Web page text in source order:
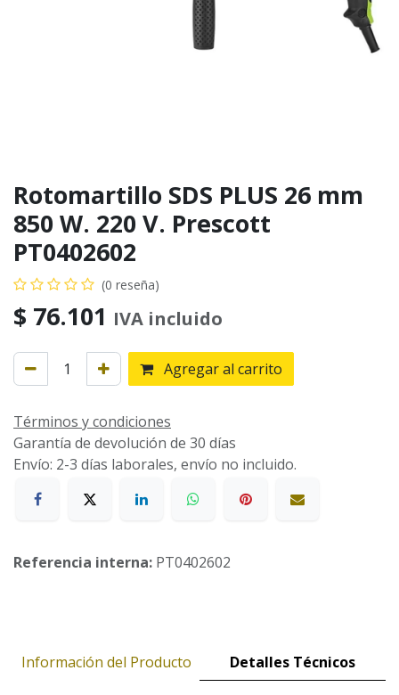
Rotomartillo SDS PLUS 26 mm
850 W. 220 V. Prescott
PT0402602
(0 reseña)
$ 76.101 IVA incluido
Agregar al carrito
Términos y condiciones
Garantía de devolución de 30 días
Envío: 2-3 días laborales, envío no incluido.
Referencia interna: PT0402602
Información del Producto Detalles Técnicos